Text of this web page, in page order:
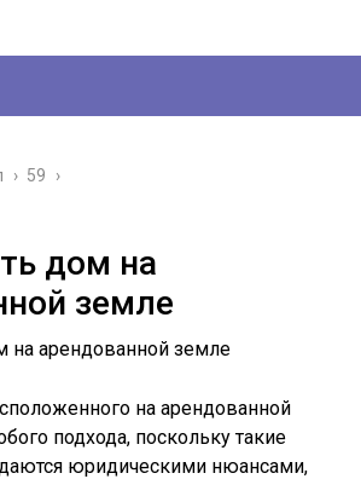
› 59 ›
дом на
земле
на арендованной
подхода, поскольку такие
юридическими нюансами,